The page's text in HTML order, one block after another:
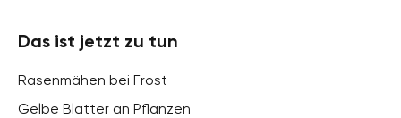
Das ist jetzt zu tun
Rasenmähen bei Frost
Gelbe Blätter an Pflanzen